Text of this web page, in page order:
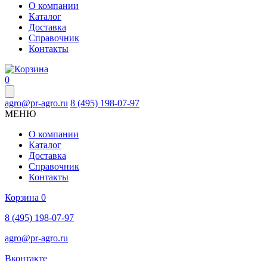
О компании
Каталог
Доставка
Справочник
Контакты
0
agro@pr-agro.ru 8 (495) 198-07-97
МЕНЮ
О компании
Каталог
Доставка
Справочник
Контакты
Корзина 0
8 (495) 198-07-97
agro@pr-agro.ru
Вконтакте